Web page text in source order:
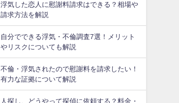
浮気した恋人に慰謝料請求はできる？相場や
請求方法を解説
自分でできる浮気・不倫調査7選！メリット
やリスクについても解説
不倫・浮気されたので慰謝料を請求したい！
有力な証拠について解説
人探し、どうやって探偵に依頼する？料金・